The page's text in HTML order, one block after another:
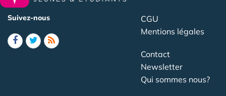
Suivez-nous
CGU
Mentions légales
Contact
Newsletter
Qui sommes nous?